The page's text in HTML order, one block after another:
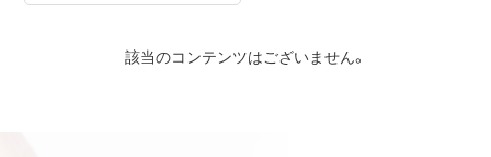
該当のコンテンツはございません。